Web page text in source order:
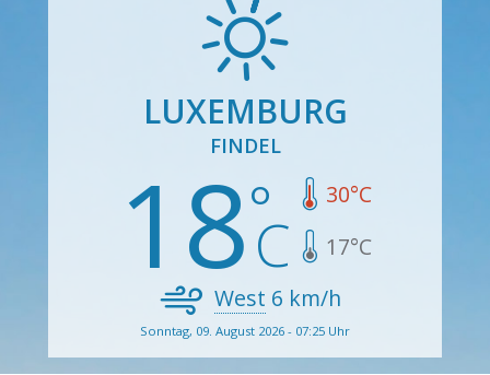
LUXEMBURG
FINDEL
18 30°C
17°C
West 6 km/h
Sonntag, 09. August 2026 - 07:25 Uhr